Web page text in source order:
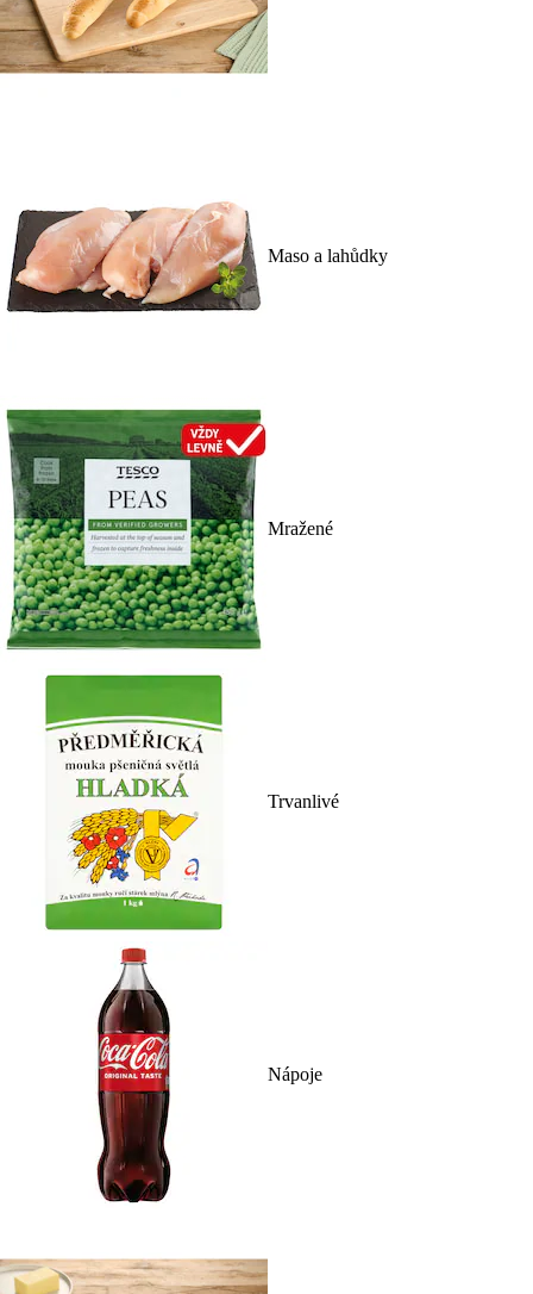
Maso a lahůdky
Mražené
Trvanlivé
Nápoje